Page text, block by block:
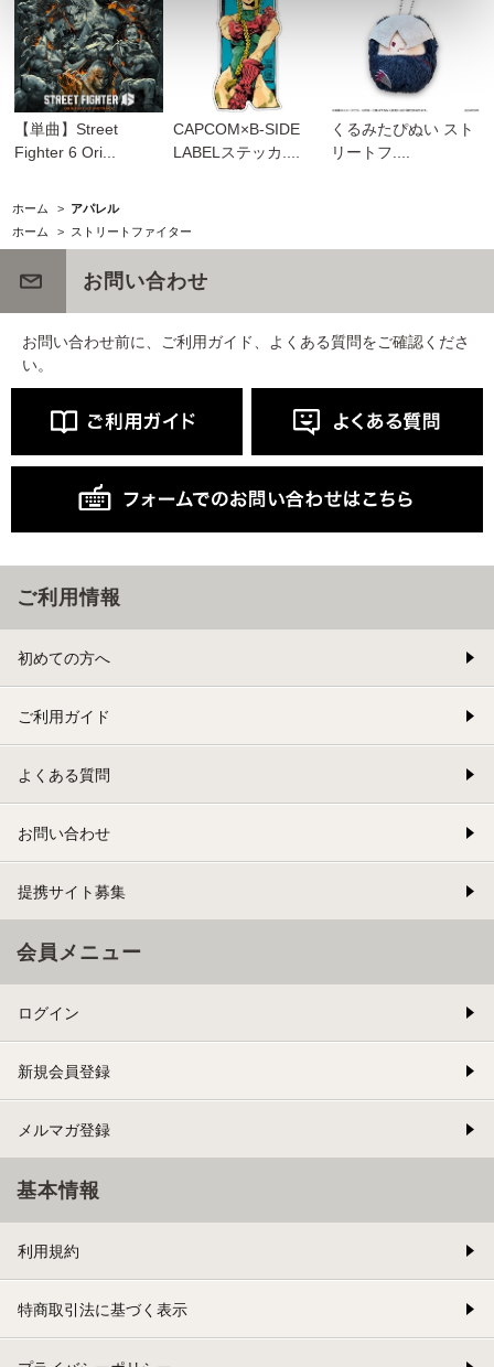
【単曲】Street
Fighter 6 Ori...
CAPCOM×B-SIDE
LABELステッカ....
くるみたぴぬい スト
リートフ....
ホーム > アパレル
ホーム
> ストリートファイター
お問い合わせ
お問い合わせ前に、ご利用ガイド、よくある質問をご確認くださ
い。
ご利用情報
初めての方へ
ご利用ガイド
よくある質問
お問い合わせ
提携サイト募集
会員メニュー
ログイン
新規会員登録
メルマガ登録
基本情報
利用規約
特商取引法に基づく表示